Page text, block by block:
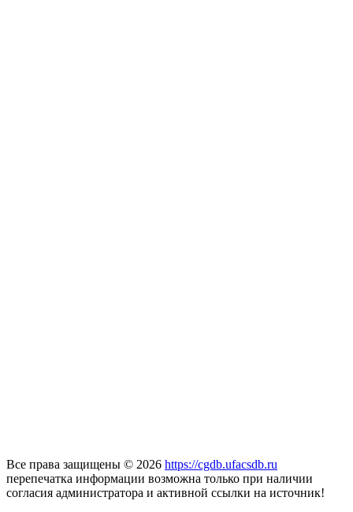
Все права защищены © 2026 https://cgdb.ufacsdb.ru
перепечатка информации возможна только при наличии
согласия администратора и активной ссылки на источник!